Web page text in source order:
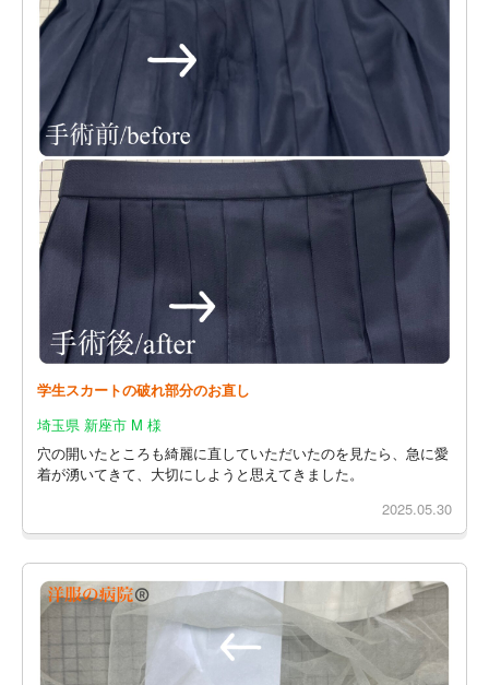
学生スカートの破れ部分のお直し
埼玉県 新座市 M 様
穴の開いたところも綺麗に直していただいたのを見たら、急に愛
着が湧いてきて、大切にしようと思えてきました。
2025.05.30